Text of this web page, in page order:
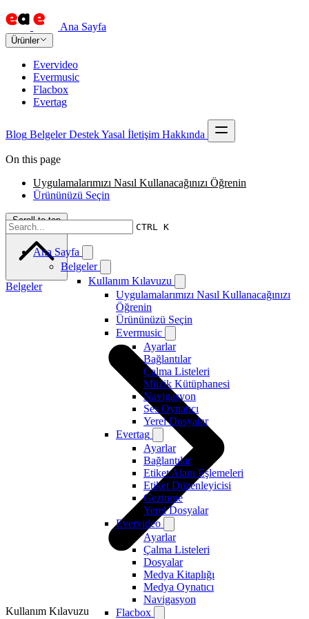
Ana Sayfa
Ürünler
Evervideo
Evermusic
Flacbox
Evertag
Blog Belgeler DestekYasal İletişim Hakkında
CTRL K
Ana Sayfa
Belgeler
Kullanım Kılavuzu
Uygulamalarımızı Nasıl Kullanacağınızı
Öğrenin
Ürününüzü Seçin
Evermusic
Ayarlar
Bağlantılar
Çalma Listeleri
Müzik Kütüphanesi
Navigasyon
Ses Oynatıcı
Yerel Dosyalar
Evertag
Ayarlar
Bağlantılar
Etiket Alanı Eşlemeleri
Etiket Düzenleyicisi
Gezinme
Yerel Dosyalar
Evervideo
Ayarlar
Çalma Listeleri
Dosyalar
Medya Kitaplığı
Medya Oynatıcı
Navigasyon
Flacbox
On this page
Uygulamalarımızı Nasıl Kullanacağınızı Öğrenin
Ürününüzü Seçin
Scroll to top
Belgeler
Kullanım Kılavuzu